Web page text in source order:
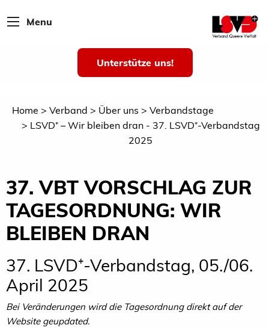
Menu
Unterstütze uns!
Home Verband Über uns
Verbandstage
LSVD⁺ – Wir bleiben dran - 37. LSVD⁺-Verbandstag
2025
37. VBT VORSCHLAG ZUR
TAGESORDNUNG: WIR
BLEIBEN DRAN
37. LSVD⁺-Verbandstag, 05./06.
April 2025
Bei Veränderungen wird die Tagesordnung direkt auf der
Website geupdated.